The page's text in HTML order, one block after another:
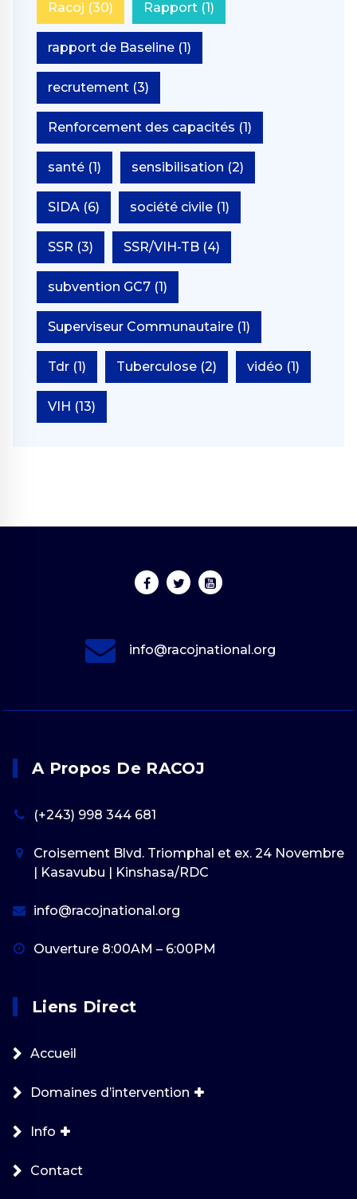
Racoj (30) Rapport (1)
rapport de Baseline (1)
recrutement (3)
Renforcement des capacités (1)
santé (1) sensibilisation (2)
SIDA (6) société civile (1)
SSR (3) SSR/VIH-TB (4)
subvention GC7 (1)
Superviseur Communautaire (1)
Tdr (1) Tuberculose (2) vidéo (1)
VIH (13)
info@racojnational.org
A Propos De RACOJ
(+243) 998 344 681
Croisement Blvd. Triomphal et ex. 24 Novembre
| Kasavubu | Kinshasa/RDC
info@racojnational.org
Ouverture 8:00AM – 6:00PM
Liens Direct
Accueil
Domaines d’intervention
Info
Contact